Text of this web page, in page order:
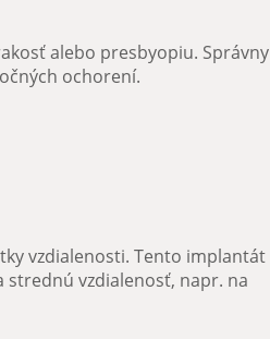
alebo presbyopiu. Správny
ochorení.
vzdialenosti. Tento implantát
strednú vzdialenosť, napr. na